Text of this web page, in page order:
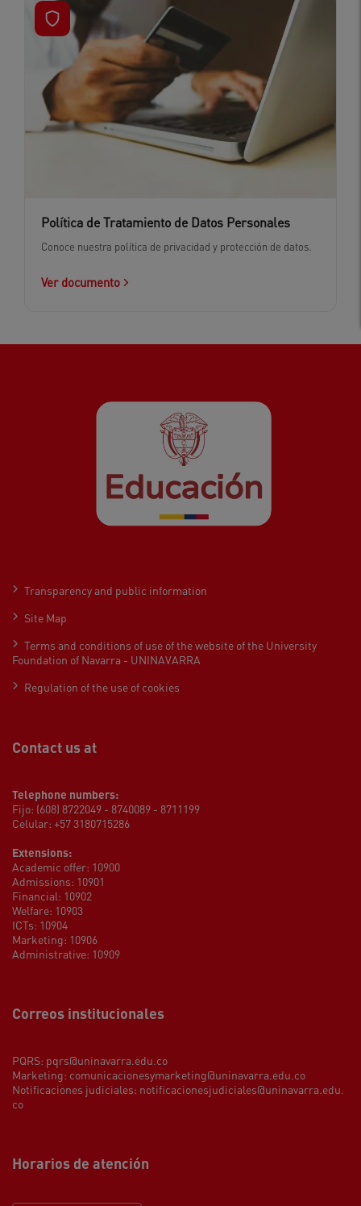
Política de Tratamiento de Datos Personales
Conoce nuestra política de privacidad y protección de datos.
Ver documento
Transparency and public information
Site Map
Terms and conditions of use of the website of the University
Foundation of Navarra - UNINAVARRA
Regulation of the use of cookies
Contact us at
Telephone numbers:
Fijo: (608) 8722049 - 8740089 - 8711199
Celular: +57 3180715286
Extensions:
Academic offer: 10900
Admissions: 10901
Financial: 10902
Welfare: 10903
ICTs: 10904
Marketing: 10906
Administrative: 10909
Correos institucionales
PQRS: pqrs@uninavarra.edu.co
Marketing: comunicacionesymarketing@uninavarra.edu.co
Notificaciones judiciales: notificacionesjudiciales@uninavarra.edu.
co
Horarios de atención